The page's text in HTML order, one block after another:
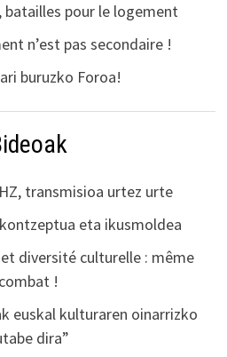
batailles pour le logement
n’est pas secondaire !
buruzko Foroa!
transmisioa urtez urte
eta ikusmoldea
diversité culturelle : même
combat !
euskal kulturaren oinarrizko
dira”